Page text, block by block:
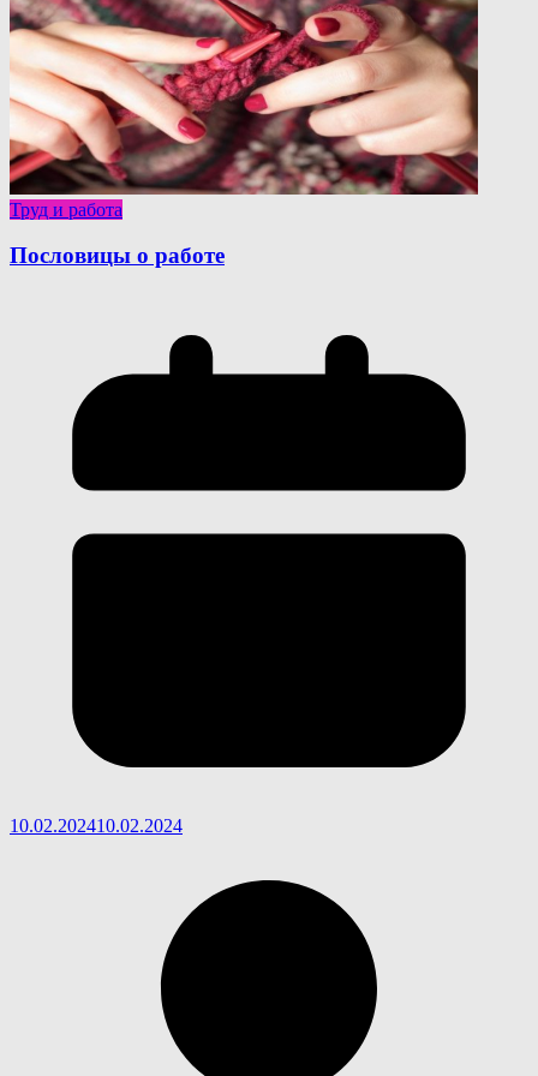
Труд и работа
Пословицы о работе
10.02.202410.02.2024